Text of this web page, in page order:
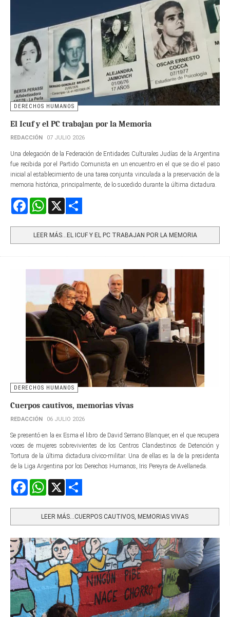
DERECHOS HUMANOS
El Icuf y el PC trabajan por la Memoria
REDACCIÓN 07 JULIO 2026
Una delegación de la Federación de Entidades Culturales Judías de la Argentina
fue recibida por el Partido Comunista en un encuentro en el que se dio el paso
inicial al establecimiento de una tarea conjunta vinculada a la preservación de la
memoria histórica, principalmente, de lo sucedido durante la última dictadura.
FacebookWhatsApp
LEER MÁS…EL ICUF Y EL PC TRABAJAN POR LA MEMORIA
DERECHOS HUMANOS
Cuerpos cautivos, memorias vivas
REDACCIÓN 06 JULIO 2026
Se presentó en la ex Esma el libro de David Serrano Blanquer, en el que recupera
voces de mujeres sobrevivientes de los Centros Clandestinos de Detención y
Tortura de la última dictadura cívico-militar. Una de ellas es la de la presidenta
de la Liga Argentina por los Derechos Humanos, Iris Pereyra de Avellaneda.
FacebookWhatsApp
LEER MÁS…CUERPOS CAUTIVOS, MEMORIAS VIVAS